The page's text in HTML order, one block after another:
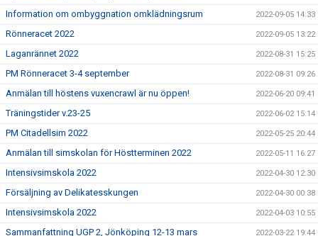
Information om ombyggnation omklädningsrum 2022-09-05 14:33
Rönneracet 2022 2022-09-05 13:22
Laganrännet 2022 2022-08-31 15:25
PM Rönneracet 3-4 september 2022-08-31 09:26
Anmälan till höstens vuxencrawl är nu öppen! 2022-06-20 09:41
Träningstider v.23-25 2022-06-02 15:14
PM Citadellsim 2022 2022-05-25 20:44
Anmälan till simskolan för Höstterminen 2022 2022-05-11 16:27
Intensivsimskola 2022 2022-04-30 12:30
Försäljning av Delikatesskungen 2022-04-30 00:38
Intensivsimskola 2022 2022-04-03 10:55
Sammanfattning UGP 2, Jönköping 12-13 mars 2022-03-22 19:44